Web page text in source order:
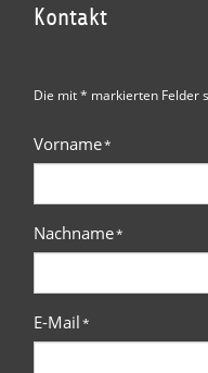
Kontakt
Die mit * markierten Felder
Vorname*
Nachname*
E-Mail*